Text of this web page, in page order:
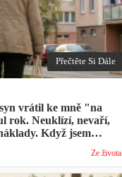
Přečtěte Si Dále
vrátil ke mně "na
rok. Neuklízí, nevaří,
Když jsem
vlastní dítě."
Ze života